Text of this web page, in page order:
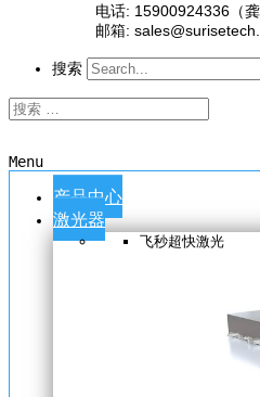
电话: 15900924336（龚
邮箱:
搜索
Menu
产品中心
激光器
飞秒超快激光